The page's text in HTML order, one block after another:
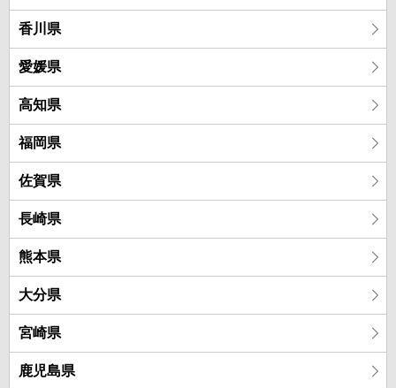
香川県
愛媛県
高知県
福岡県
佐賀県
長崎県
熊本県
大分県
宮崎県
鹿児島県